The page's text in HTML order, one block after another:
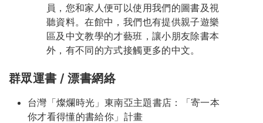
員，您和家人便可以使用我們的圖書及視
聽資料。在館中，我們也有提供親子遊樂
區及中文教學的才藝班，讓小朋友除書本
外，有不同的方式接觸更多的中文。
群眾運書 / 漂書網絡
台灣「燦爛時光」東南亞主題書店：「寄一本
你才看得懂的書給你」計畫